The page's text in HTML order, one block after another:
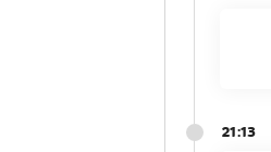
21:13